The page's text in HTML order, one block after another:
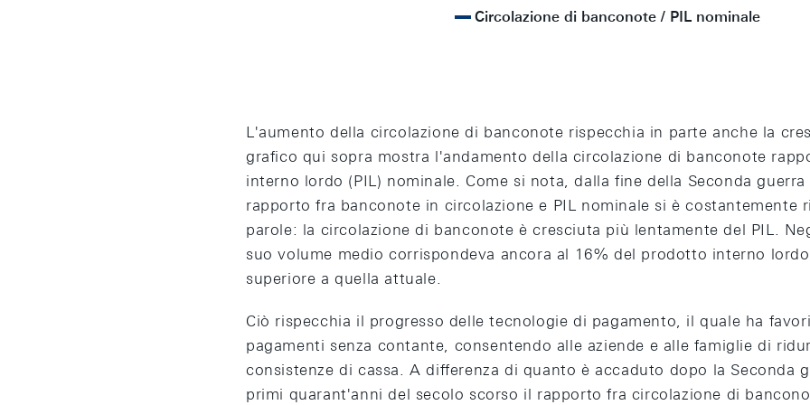
Circolazione di banconote / PIL nominale
L'aumento della circolazione di banconote rispecchia in parte anche la
grafico qui sopra mostra l'andamento della circolazione di banconote
interno lordo (PIL) nominale. Come si nota, dalla fine della Seconda
rapporto fra banconote in circolazione e PIL nominale si è costantemente
parole: la circolazione di banconote è cresciuta più lentamente del PIL.
suo volume medio corrispondeva ancora al 16% del prodotto interno
superiore a quella attuale.
Ciò rispecchia il progresso delle tecnologie di pagamento, il quale ha
pagamenti senza contante, consentendo alle aziende e alle famiglie di
consistenze di cassa. A differenza di quanto è accaduto dopo la Seconda
primi quarant'anni del secolo scorso il rapporto fra circolazione di